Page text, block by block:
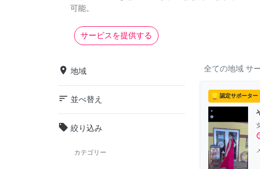
可能。
サービスを提供する
place 地域
sort 並べ替え
local_offer 絞り込み
カテゴリー
全ての地域 サ
認定サポーター